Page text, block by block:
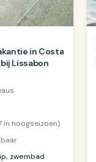
in Costa
Lissabon
in hoogseizoen)
zwembad